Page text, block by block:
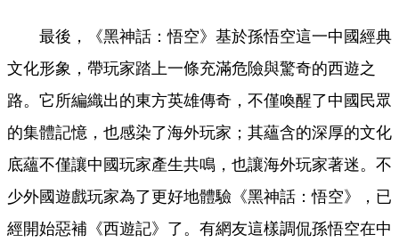
最後，《黑神話：悟空》基於孫悟空這一中國經典
文化形象，帶玩家踏上一條充滿危險與驚奇的西遊之
路。它所編織出的東方英雄傳奇，不僅喚醒了中國民眾
的集體記憶，也感染了海外玩家；其蘊含的深厚的文化
底蘊不僅讓中國玩家產生共鳴，也讓海外玩家著迷。不
少外國遊戲玩家為了更好地體驗《黑神話：悟空》，已
經開始惡補《西遊記》了。有網友這樣調侃孫悟空在中